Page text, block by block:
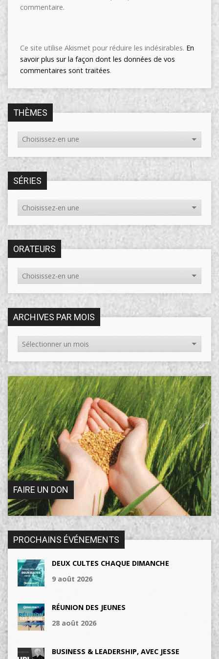
commentaire.
Ce site utilise Akismet pour réduire les indésirables. En
savoir plus sur la façon dont les données de vos
commentaires sont traitées.
THÈMES
SÉRIES
ORATEURS
ARCHIVES PAR MOIS
FAIRE UN DON
PROCHAINS ÉVÉNEMENTS
DEUX CULTES CHAQUE DIMANCHE
9 août 2026
RÉUNION DES JEUNES
28 août 2026
BUSINESS & LEADERSHIP, AVEC JESSE